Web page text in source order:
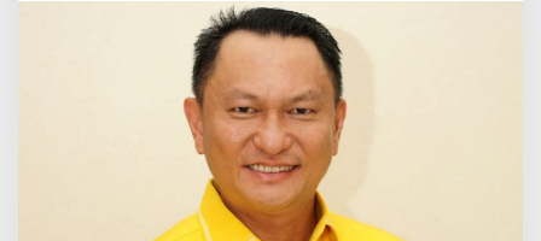
a
K
e
n
a
i
k
a
n
B
B